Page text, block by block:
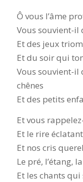
Ô vous l’âme
Vous souvient-il
Et des jeux
Et du soir qui
Vous souvient-il
chênes
Et des petits
Et vous
Et le rire
Et nos cris
Le pré, l’étang,
Et les chants